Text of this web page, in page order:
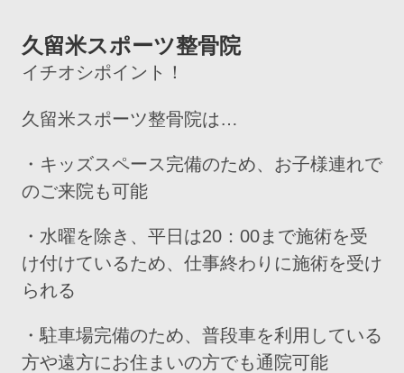
久留米スポーツ整骨院
イチオシポイント！
久留米スポーツ整骨院は…
・キッズスペース完備のため、お子様連れで
のご来院も可能
・水曜を除き、平日は20：00まで施術を受
け付けているため、仕事終わりに施術を受け
られる
・駐車場完備のため、普段車を利用している
方や遠方にお住まいの方でも通院可能